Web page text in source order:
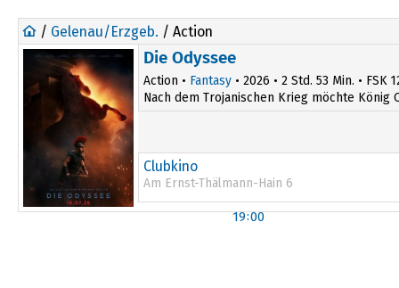
/ Gelenau/Erzgeb. / Action
Die Odyssee
Action • Fantasy • 2026 • 2 Std. 53 Min. • FSK
Nach dem Trojanischen Krieg möchte König
Clubkino
Am Ernst-Thälmann-Hain 6
19:00